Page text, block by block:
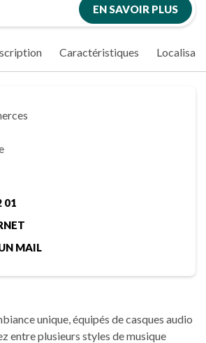
EN SAVOIR PLUS
Caractéristiques
01
MAIL
unique, équipés de casques audio
entre plusieurs styles de musique